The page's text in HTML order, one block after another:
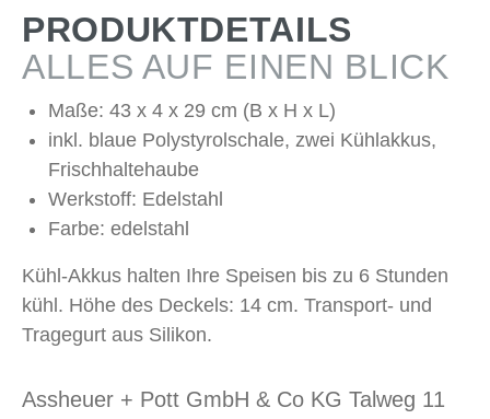
PRODUKTDETAILS
ALLES AUF EINEN BLICK
Maße: 43 x 4 x 29 cm (B x H x L)
inkl. blaue Polystyrolschale, zwei Kühlakkus,
Frischhaltehaube
Werkstoff: Edelstahl
Farbe: edelstahl
Kühl-Akkus halten Ihre Speisen bis zu 6 Stunden
kühl. Höhe des Deckels: 14 cm. Transport- und
Tragegurt aus Silikon.
Assheuer + Pott GmbH & Co KG Talweg 11